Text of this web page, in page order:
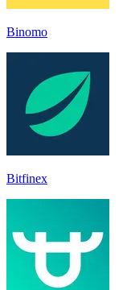
Binomo
Bitfinex